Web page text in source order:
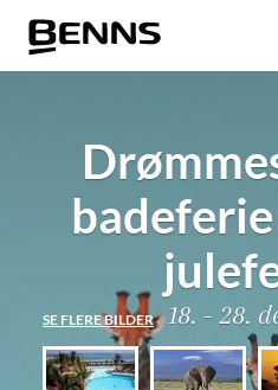
18. - 28.
SE FLERE BILDER
Vis resultater for: